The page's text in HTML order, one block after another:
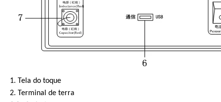
1. Tela do toque
2. Terminal de terra